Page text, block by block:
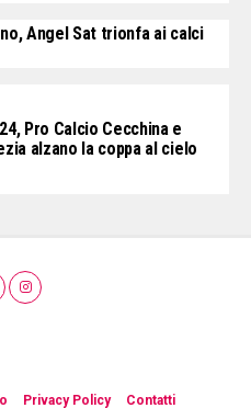
Angel Sat trionfa ai calci
Pro Calcio Cecchina e
alzano la coppa al cielo
Privacy Policy Contatti